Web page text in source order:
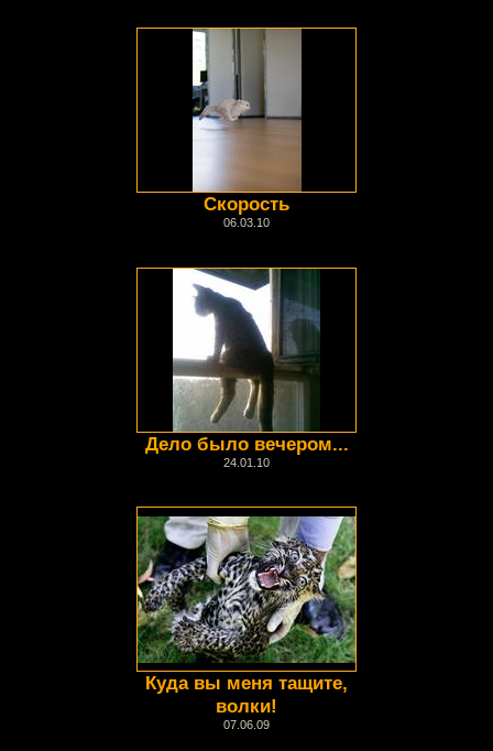
Скорость
06.03.10
Дело было вечером...
24.01.10
Куда вы меня тащите,
волки!
07.06.09